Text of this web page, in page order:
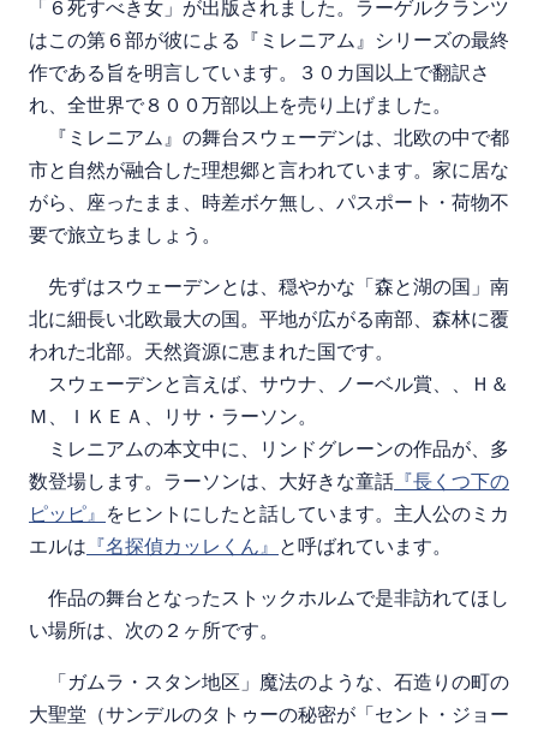
「６死すべき女」が出版されました。ラーゲルクランツ
はこの第６部が彼による『ミレニアム』シリーズの最終
作である旨を明言しています。３０カ国以上で翻訳さ
れ、全世界で８００万部以上を売り上げました。
『ミレニアム』の舞台スウェーデンは、北欧の中で都
市と自然が融合した理想郷と言われています。家に居な
がら、座ったまま、時差ボケ無し、パスポート・荷物不
要で旅立ちましょう。
先ずはスウェーデンとは、穏やかな「森と湖の国」南
北に細長い北欧最大の国。平地が広がる南部、森林に覆
われた北部。天然資源に恵まれた国です。
スウェーデンと言えば、サウナ、ノーベル賞、、Ｈ＆
Ｍ、ＩＫＥＡ、リサ・ラーソン。
ミレニアムの本文中に、リンドグレーンの作品が、多
数登場します。ラーソンは、大好きな童話 『長くつ下の
ピッピ』
をヒントにしたと話しています。主人公のミカ
エルは 『名探偵カッレくん』 と呼ばれています。
作品の舞台となったストックホルムで是非訪れてほし
い場所は、次の２ヶ所です。
「ガムラ・スタン地区」魔法のような、石造りの町の
大聖堂（サンデルのタトゥーの秘密が「セント・ジョー